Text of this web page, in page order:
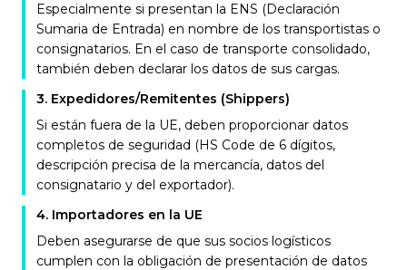
Especialmente si presentan la ENS (Declaración
Sumaria de Entrada) en nombre de los transportistas o
consignatarios. En el caso de transporte consolidado,
también deben declarar los datos de sus cargas.
3. Expedidores/Remitentes (Shippers)
Si están fuera de la UE, deben proporcionar datos
completos de seguridad (HS Code de 6 dígitos,
descripción precisa de la mercancía, datos del
consignatario y del exportador).
4. Importadores en la UE
Deben asegurarse de que sus socios logísticos
cumplen con la obligación de presentación de datos